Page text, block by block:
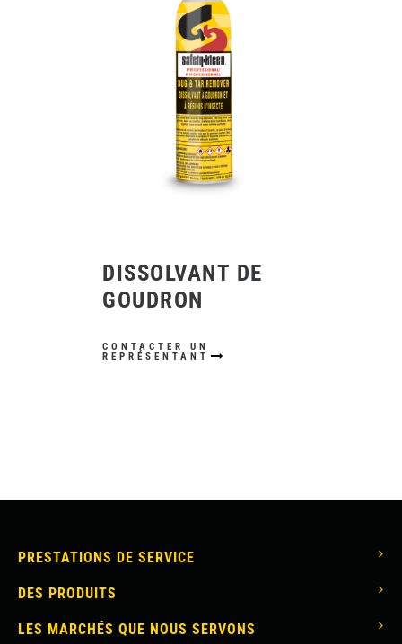
DISSOLVANT DE
GOUDRON
CONTACTER UN
REPRÉSENTANT
MAIN
NAVIGATION
PRESTATIONS DE SERVICE
DES PRODUITS
LES MARCHÉS QUE NOUS SERVONS